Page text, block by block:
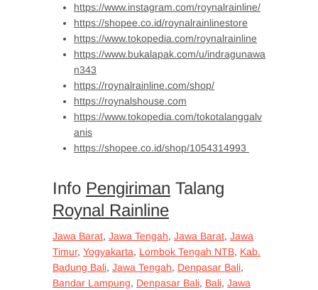
https://www.instagram.com/roynalrainline/
https://shopee.co.id/roynalrainlinestore
https://www.tokopedia.com/roynalrainline
https://www.bukalapak.com/u/indragunawa
n343
https://roynalrainline.com/shop/
https://roynalshouse.com
https://www.tokopedia.com/tokotalanggalv
anis
https://shopee.co.id/shop/1054314993
Info Pengiriman Talang
Roynal Rainline
Jawa Barat, Jawa Tengah, Jawa Barat, Jawa
Timur, Yogyakarta, Lombok Tengah NTB, Kab.
Badung Bali, Jawa Tengah, Denpasar Bali,
Bandar Lampung, Denpasar Bali, Bali, Jawa